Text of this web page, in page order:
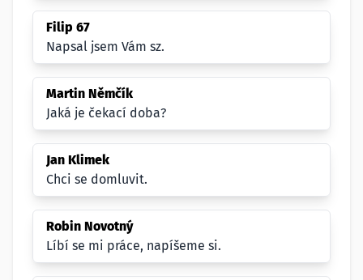
Filip 67
Napsal jsem Vám sz.
Martin Němčík
Jaká je čekací doba?
Jan Klimek
Chci se domluvit.
Robin Novotný
Líbí se mi práce, napíšeme si.